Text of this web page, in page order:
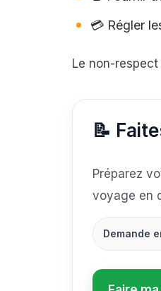
💳 Régler
Le non-
📝
Préparez
voyage en
Demande